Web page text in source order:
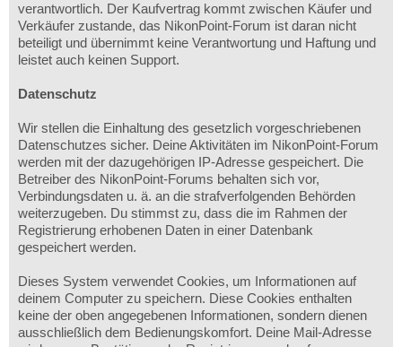
verantwortlich. Der Kaufvertrag kommt zwischen Käufer und
Verkäufer zustande, das NikonPoint-Forum ist daran nicht
beteiligt und übernimmt keine Verantwortung und Haftung und
leistet auch keinen Support.
Datenschutz
Wir stellen die Einhaltung des gesetzlich vorgeschriebenen
Datenschutzes sicher. Deine Aktivitäten im NikonPoint-Forum
werden mit der dazugehörigen IP-Adresse gespeichert. Die
Betreiber des NikonPoint-Forums behalten sich vor,
Verbindungsdaten u. ä. an die strafverfolgenden Behörden
weiterzugeben. Du stimmst zu, dass die im Rahmen der
Registrierung erhobenen Daten in einer Datenbank
gespeichert werden.
Dieses System verwendet Cookies, um Informationen auf
deinem Computer zu speichern. Diese Cookies enthalten
keine der oben angegebenen Informationen, sondern dienen
ausschließlich dem Bedienungskomfort. Deine Mail-Adresse